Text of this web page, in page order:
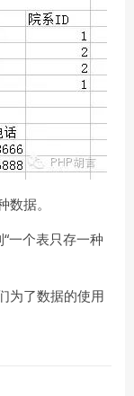
据。
一个表只存一种
为了数据的使用